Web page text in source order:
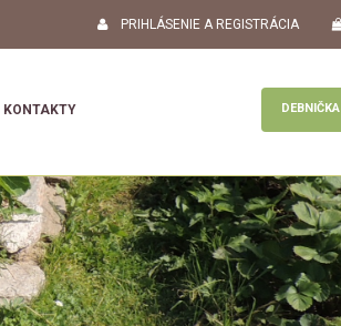
PRIHLÁSENIE A REGISTRÁCIA
KONTAKTY DEBNIČKA